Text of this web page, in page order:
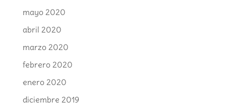
mayo 2020
abril 2020
marzo 2020
febrero 2020
enero 2020
diciembre 2019